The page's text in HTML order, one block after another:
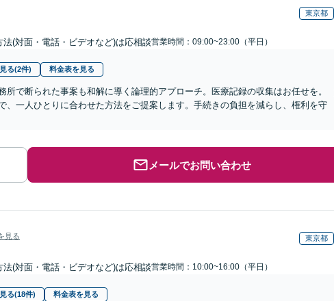
東京都
法(対面・電話・ビデオなど)は応相談営業時間：09:00~23:00（平日）
る(2件) 料金表を見る
所で断られた事案も和解に導く論理的アプローチ。医療記録の収集はお任せを。
、一人ひとりに合わせた方法をご提案します。手続きの負担を減らし、権利を守
メールでお問い合わせ
見る 東京都
法(対面・電話・ビデオなど)は応相談営業時間：10:00~16:00（平日）
る(18件) 料金表を見る